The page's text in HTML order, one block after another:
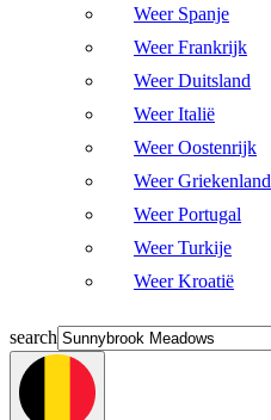
Weer Spanje
Weer Frankrijk
Weer Duitsland
Weer Italië
Weer Oostenrijk
Weer Griekenland
Weer Portugal
Weer Turkije
Weer Kroatië
search